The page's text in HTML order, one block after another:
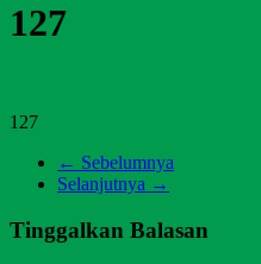
127
127
← Sebelumnya
Selanjutnya →
Tinggalkan Balasan